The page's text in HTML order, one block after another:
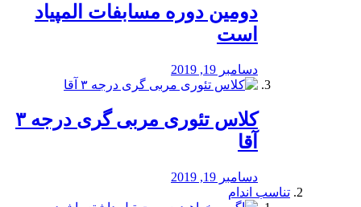
دومین دوره مسابفات المپیاد
است
دسامبر 19, 2019
کلاس تئوری مربی گری درجه ۳
آقا
دسامبر 19, 2019
تناسب اندام